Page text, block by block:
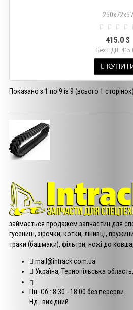
250х72х57
415.0 $
Без ПДВ:
Показано з 1 по 9 із 9 (всього 1 сторінок)
займається продажем запчастин для
гусениці, зірочки, котки, лінивці,
траки (башмаки), фільтри, ножі до
mail@intrack.com.ua
Україна, Тернопільська
Пн.-Сб.: 8:30 - 18:00 без перерви
Нд.: вихідний